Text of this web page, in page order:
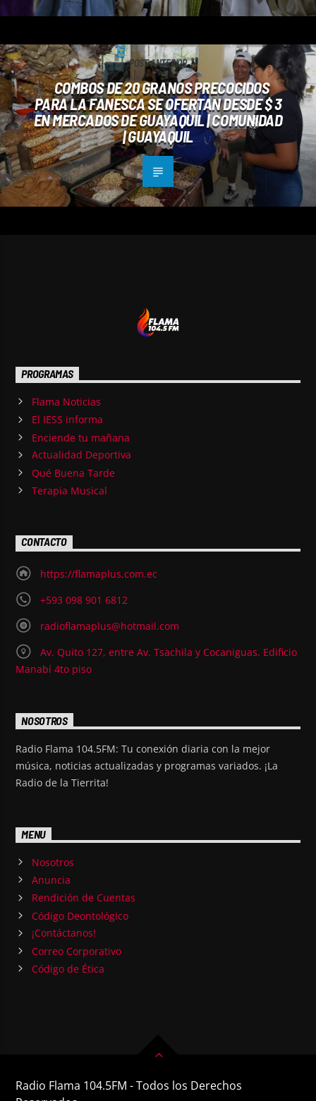
POST ANTERIOR
COMBOS DE 20 GRANOS PRECOCIDOS
PARA LA FANESCA SE OFERTAN DESDE $ 3
EN MERCADOS DE GUAYAQUIL | COMUNIDAD
| GUAYAQUIL
PROGRAMAS
Flama Noticias
El IESS informa
Enciende tu mañana
Actualidad Deportiva
Qué Buena Tarde
Terapia Musical
CONTACTO
https://flamaplus.com.ec
+593 098 901 6812
radioflamaplus@hotmail.com
Av. Quito 127, entre Av. Tsachila y Cocaniguas. Edificio
Manabí 4to piso
NOSOTROS
Radio Flama 104.5FM: Tu conexión diaria con la mejor
música, noticias actualizadas y programas variados. ¡La
Radio de la Tierrita!
MENU
Nosotros
Anuncia
Rendición de Cuentas
Código Deontológico
¡Contáctanos!
Correo Corporativo
Código de Ética
Radio Flama 104.5FM - Todos los Derechos